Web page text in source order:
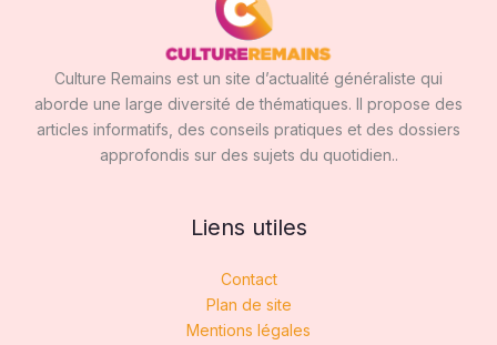
Culture Remains est un site d’actualité généraliste qui
aborde une large diversité de thématiques. Il propose des
articles informatifs, des conseils pratiques et des dossiers
approfondis sur des sujets du quotidien..
Liens utiles
Contact
Plan de site
Mentions légales